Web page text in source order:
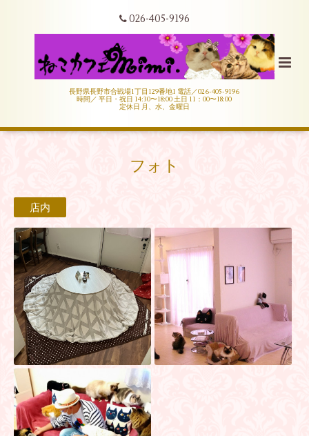
026-405-9196
長野県長野市合戦場1丁目129番地1 電話／026-405-9196
時間／ 平日・祝日 14:30〜18:00 土日 11：00〜18:00
定休日 月、水、金曜日
フォト
店内